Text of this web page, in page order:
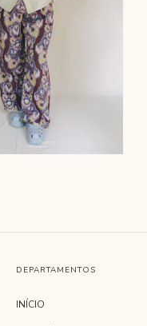
DEPARTAMENTOS
INÍCIO